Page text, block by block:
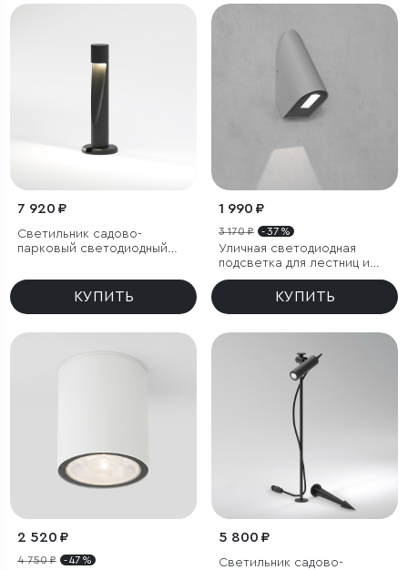
7 920 ₽
Светильник садово-
парковый светодиодный
КУПИТЬ
1 990 ₽
3 170 ₽ - 37 %
Уличная светодиодная
подсветка для лестниц и
дорожек
КУПИТЬ
2 520 ₽
4 750 ₽ - 47 %
5 800 ₽
Светильник садово-